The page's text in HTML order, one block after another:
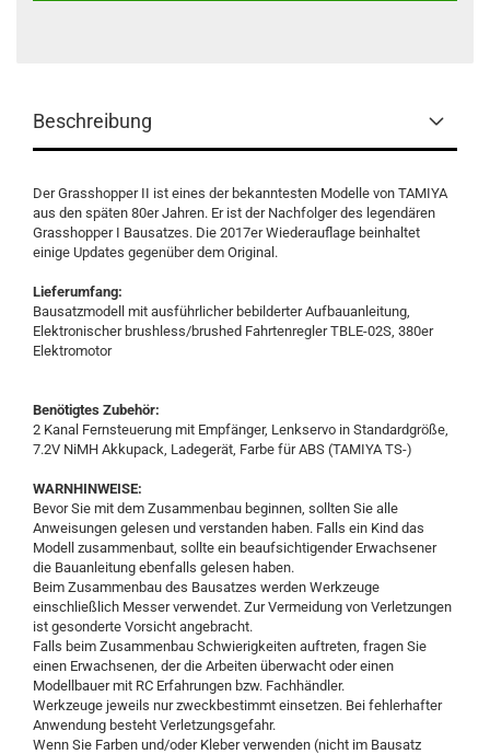
Beschreibung
Der Grasshopper II ist eines der bekanntesten Modelle von TAMIYA
aus den späten 80er Jahren. Er ist der Nachfolger des legendären
Grasshopper I Bausatzes. Die 2017er Wiederauflage beinhaltet
einige Updates gegenüber dem Original.
Lieferumfang:
Bausatzmodell mit ausführlicher bebilderter Aufbauanleitung,
Elektronischer brushless/brushed Fahrtenregler TBLE-02S, 380er
Elektromotor
Benötigtes Zubehör:
2 Kanal Fernsteuerung mit Empfänger, Lenkservo in Standardgröße,
7.2V NiMH Akkupack, Ladegerät, Farbe für ABS (TAMIYA TS-)
WARNHINWEISE:
Bevor Sie mit dem Zusammenbau beginnen, sollten Sie alle
Anweisungen gelesen und verstanden haben. Falls ein Kind das
Modell zusammenbaut, sollte ein beaufsichtigender Erwachsener
die Bauanleitung ebenfalls gelesen haben.
Beim Zusammenbau des Bausatzes werden Werkzeuge
einschließlich Messer verwendet. Zur Vermeidung von Verletzungen
ist gesonderte Vorsicht angebracht.
Falls beim Zusammenbau Schwierigkeiten auftreten, fragen Sie
einen Erwachsenen, der die Arbeiten überwacht oder einen
Modellbauer mit RC Erfahrungen bzw. Fachhändler.
Werkzeuge jeweils nur zweckbestimmt einsetzen. Bei fehlerhafter
Anwendung besteht Verletzungsgefahr.
Wenn Sie Farben und/oder Kleber verwenden (nicht im Bausatz